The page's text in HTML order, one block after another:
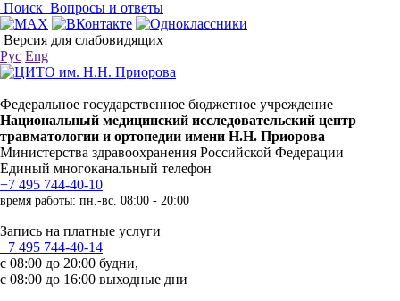
Поиск Вопросы и ответы
Версия для слабовидящих
Рус Eng
Федеральное государственное бюджетное учреждение
Национальный медицинский исследовательский центр
травматологии и ортопедии имени Н.Н. Приорова
Министерства здравоохранения Российской Федерации
Единый многоканальный телефон
+7 495 744-40-10
время работы: пн.-вс. 08:00 - 20:00
Запись на платные услуги
+7 495 744-40-14
с 08:00 до 20:00 будни,
с 08:00 до 16:00 выходные дни